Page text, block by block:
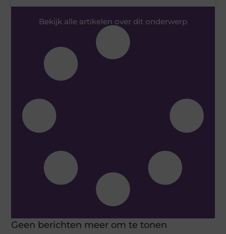
Bekijk alle artikelen over dit onderwerp
Geen berichten meer om te tonen